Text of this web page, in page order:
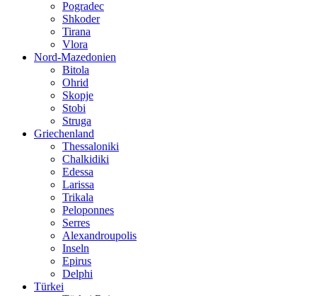
Pogradec
Shkoder
Tirana
Vlora
Nord-Mazedonien
Bitola
Ohrid
Skopje
Stobi
Struga
Griechenland
Thessaloniki
Chalkidiki
Edessa
Larissa
Trikala
Peloponnes
Serres
Alexandroupolis
Inseln
Epirus
Delphi
Türkei